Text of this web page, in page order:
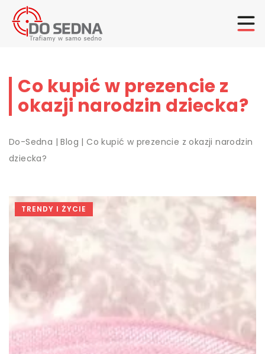
Co kupić w prezencie z
okazji narodzin dziecka?
Do-Sedna |Blog |Co kupić w prezencie z okazji narodzin
dziecka?
TRENDY I ŻYCIE